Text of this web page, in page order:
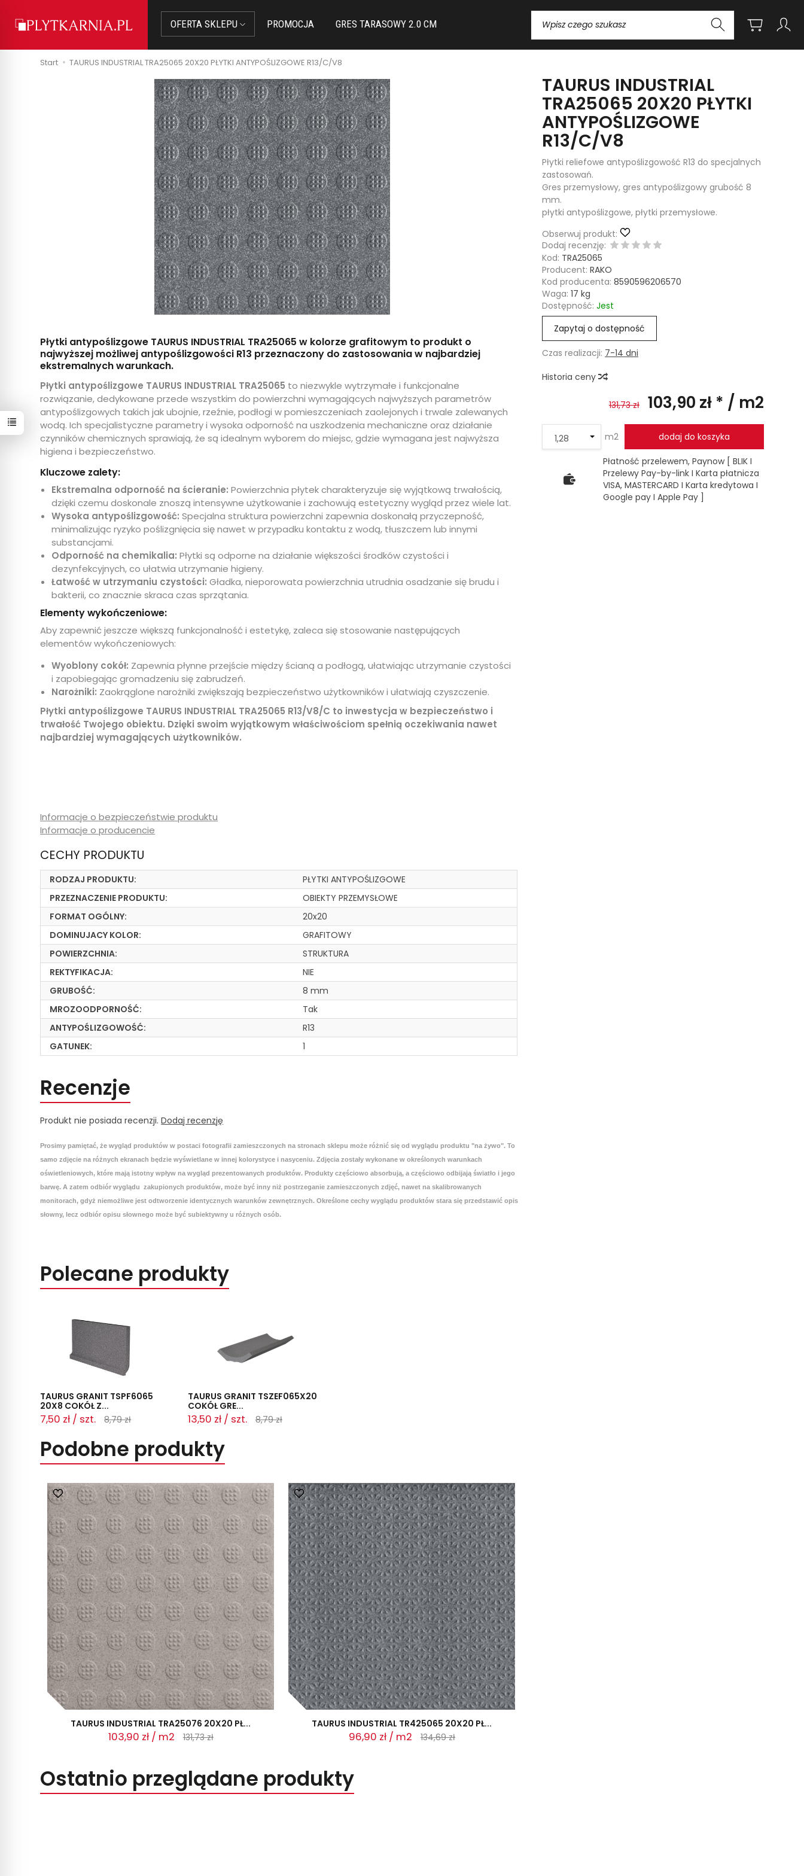
OFERTA SKLEPU PROMOCJA GRES TARASOWY 2.0 CM
Start TAURUS INDUSTRIAL TRA25065 20X20 PŁYTKI ANTYPOŚLIZGOWE R13/C/V8
TAURUS INDUSTRIAL
TRA25065 20X20 PŁYTKI
ANTYPOŚLIZGOWE
R13/C/V8
Płytki reliefowe antypoślizgowość R13 do specjalnych
zastosowań.
Gres przemysłowy, gres antypoślizgowy grubość 8
mm.
płytki antypoślizgowe, płytki przemysłowe.
Obserwuj produkt:
Dodaj recenzję:
Kod: TRA25065
Producent: RAKO
Kod producenta: 8590596206570
Waga: 17 kg
Dostępność: Jest
Zapytaj o dostępność
Czas realizacji: 7-14 dni
Historia ceny
131,73 zł 103,90 zł * / m2
m2 dodaj do koszyka
Płatność przelewem, Paynow [ BLIK I
Przelewy Pay-by-link I Karta płatnicza
VISA, MASTERCARD I Karta kredytowa I
Google pay I Apple Pay ]
Płytki antypoślizgowe TAURUS INDUSTRIAL TRA25065 w kolorze grafitowym to produkt o
najwyższej możliwej antypoślizgowości R13 przeznaczony do zastosowania w najbardziej
ekstremalnych warunkach.
Płytki antypoślizgowe TAURUS INDUSTRIAL TRA25065 to niezwykle wytrzymałe i funkcjonalne
rozwiązanie, dedykowane przede wszystkim do powierzchni wymagających najwyższych parametrów
antypoślizgowych takich jak ubojnie, rzeźnie, podłogi w pomieszczeniach zaolejonych i trwale zalewanych
wodą. Ich specjalistyczne parametry i wysoka odporność na uszkodzenia mechaniczne oraz działanie
czynników chemicznych sprawiają, że są idealnym wyborem do miejsc, gdzie wymagana jest najwyższa
higiena i bezpieczeństwo.
Kluczowe zalety:
Ekstremalna odporność na ścieranie: Powierzchnia płytek charakteryzuje się wyjątkową trwałością,
dzięki czemu doskonale znoszą intensywne użytkowanie i zachowują estetyczny wygląd przez wiele lat.
Wysoka antypoślizgowość: Specjalna struktura powierzchni zapewnia doskonałą przyczepność,
minimalizując ryzyko poślizgnięcia się nawet w przypadku kontaktu z wodą, tłuszczem lub innymi
substancjami.
Odporność na chemikalia: Płytki są odporne na działanie większości środków czystości i
dezynfekcyjnych, co ułatwia utrzymanie higieny.
Łatwość w utrzymaniu czystości: Gładka, nieporowata powierzchnia utrudnia osadzanie się brudu i
bakterii, co znacznie skraca czas sprzątania.
Elementy wykończeniowe:
Aby zapewnić jeszcze większą funkcjonalność i estetykę, zaleca się stosowanie następujących
elementów wykończeniowych:
Wyoblony cokół: Zapewnia płynne przejście między ścianą a podłogą, ułatwiając utrzymanie czystości
i zapobiegając gromadzeniu się zabrudzeń.
Narożniki: Zaokrąglone narożniki zwiększają bezpieczeństwo użytkowników i ułatwiają czyszczenie.
Płytki antypoślizgowe TAURUS INDUSTRIAL TRA25065 R13/V8/C to inwestycja w bezpieczeństwo i
trwałość Twojego obiektu. Dzięki swoim wyjątkowym właściwościom spełnią oczekiwania nawet
najbardziej wymagających użytkowników.
Informacje o bezpieczeństwie produktu
Informacje o producencie
CECHY PRODUKTU
RODZAJ PRODUKTU:
PŁYTKI ANTYPOŚLIZGOWE
PRZEZNACZENIE PRODUKTU:
OBIEKTY PRZEMYSŁOWE
FORMAT OGÓLNY:
20x20
DOMINUJACY KOLOR:
GRAFITOWY
POWIERZCHNIA:
STRUKTURA
REKTYFIKACJA:
NIE
GRUBOŚĆ:
8 mm
MROZOODPORNOŚĆ:
Tak
ANTYPOŚLIZGOWOŚĆ:
R13
GATUNEK:
1
Recenzje
Produkt nie posiada recenzji.Dodaj recenzję
Prosimy pamiętać, że wygląd produktów w postaci fotografii zamieszczonych na stronach sklepu może różnić się od wyglądu produktu "na żywo". To
samo zdjęcie na różnych ekranach będzie wyświetlane w innej kolorystyce i nasyceniu. Zdjęcia zostały wykonane w określonych warunkach
oświetleniowych, które mają istotny wpływ na wygląd prezentowanych produktów. Produkty częściowo absorbują, a częściowo odbijają światło i jego
barwę. A zatem odbiór wyglądu zakupionych produktów, może być inny niż postrzeganie zamieszczonych zdjęć, nawet na skalibrowanych
monitorach, gdyż niemożliwe jest odtworzenie identycznych warunków zewnętrznych. Określone cechy wyglądu produktów stara się przedstawić opis
słowny, lecz odbiór opisu słownego może być subiektywny u różnych osób.
Polecane produkty
TAURUS GRANIT TSPF6065
20X8 COKÓŁ Z...
7,50 zł / szt. 8,79 zł
TAURUS GRANIT TSZEF065X20
COKÓŁ GRE...
13,50 zł / szt. 8,79 zł
Podobne produkty
TAURUS INDUSTRIAL TRA25076 20X20 PŁ...
103,90 zł / m2 131,73 zł
TAURUS INDUSTRIAL TR425065 20X20 PŁ...
96,90 zł / m2 134,69 zł
Ostatnio przeglądane produkty
W ostatnich 7 dniach produktem interesuje się6osób.